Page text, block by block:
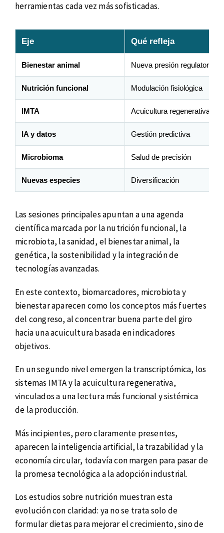
herramientas cada vez más sofisticadas.
Eje Qué refleja
Bienestar animal Nueva presión regulatoria y
Nutrición funcional Modulación fisiológica
IMTA Acuicultura regenerativa
IA y datos Gestión predictiva
Microbioma Salud de precisión
Nuevas especies Diversificación
Las sesiones principales apuntan a una agenda
científica marcada por la nutrición funcional, la
microbiota, la sanidad, el bienestar animal, la
genética, la sostenibilidad y la integración de
tecnologías avanzadas.
En este contexto, biomarcadores, microbiota y
bienestar aparecen como los conceptos más fuertes
del congreso, al concentrar buena parte del giro
hacia una acuicultura basada en indicadores
objetivos.
En un segundo nivel emergen la transcriptómica, los
sistemas IMTA y la acuicultura regenerativa,
vinculados a una lectura más funcional y sistémica
de la producción.
Más incipientes, pero claramente presentes,
aparecen la inteligencia artificial, la trazabilidad y la
economía circular, todavía con margen para pasar de
la promesa tecnológica a la adopción industrial.
Los estudios sobre nutrición muestran esta
evolución con claridad: ya no se trata solo de
formular dietas para mejorar el crecimiento, sino de